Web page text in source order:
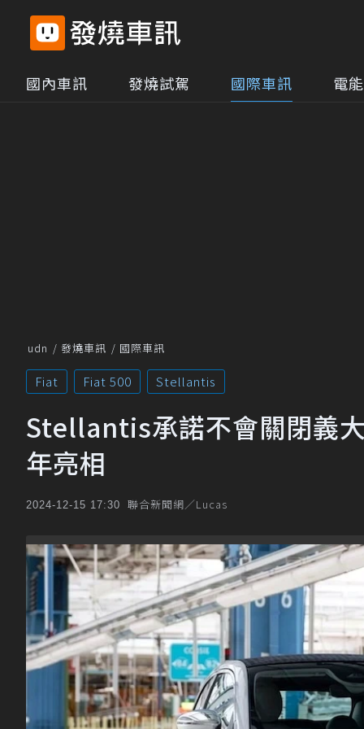
國內車訊 發燒試駕 國際車訊 電
udn 發燒車訊 國際車訊
Fiat Fiat 500 Stellantis
Stellantis承諾不會關閉義
年亮相
2024-12-15 17:30 聯合新聞網／Lucas